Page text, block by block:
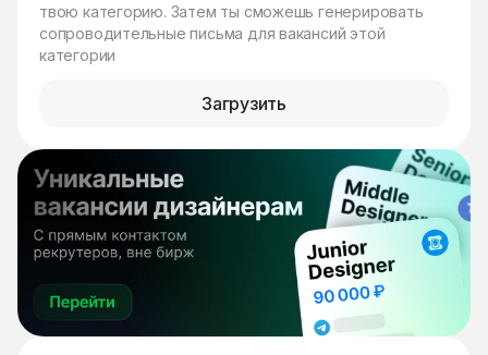
твою категорию. Затем ты сможешь генерировать
сопроводительные письма для вакансий этой
категории
Загрузить